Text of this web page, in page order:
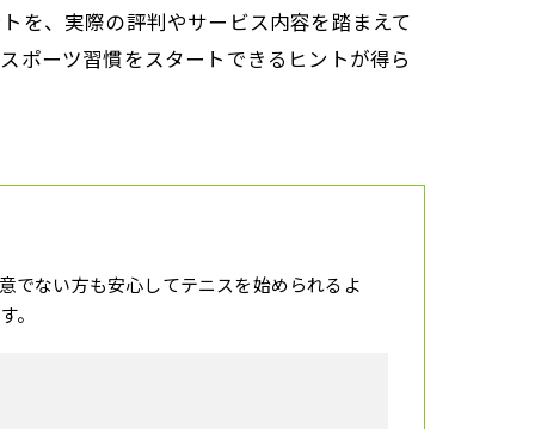
を、実際の評判やサービス内容を踏まえて
ポーツ習慣をスタートできるヒントが得ら
でない方も安心してテニスを始められるよ
。